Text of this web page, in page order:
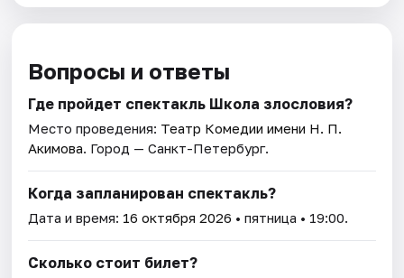
Вопросы и ответы
Где пройдет спектакль Школа злословия?
Место проведения: Театр Комедии имени Н. П.
Акимова. Город — Санкт-Петербург.
Когда запланирован спектакль?
Дата и время: 16 октября 2026 • пятница • 19:00.
Сколько стоит билет?